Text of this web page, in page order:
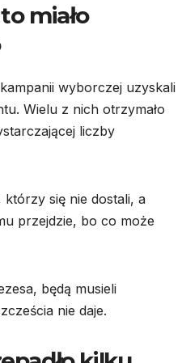
miało
wyborczej uzyskali
Wielu z nich otrzymało
liczby
się nie dostali, a
przejdzie, bo co może
będą musieli
nie daje.